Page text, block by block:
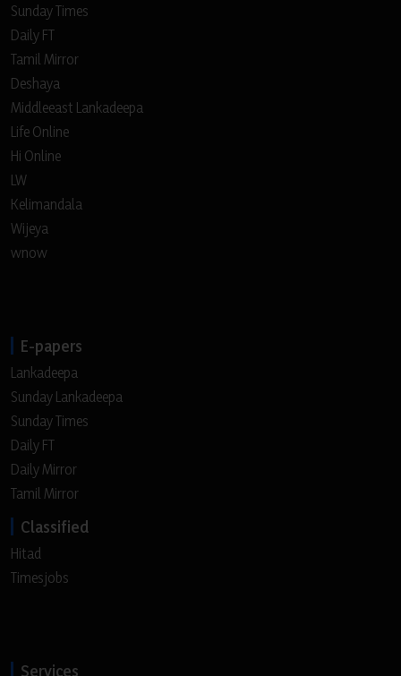
Sunday Times
Daily FT
Tamil Mirror
Deshaya
Middleeast Lankadeepa
Life Online
Hi Online
LW
Kelimandala
Wijeya
wnow
E-papers
Lankadeepa
Sunday Lankadeepa
Sunday Times
Daily FT
Daily Mirror
Tamil Mirror
Classified
Hitad
Timesjobs
Services